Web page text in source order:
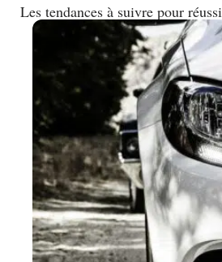
Les tendances à suivre pour